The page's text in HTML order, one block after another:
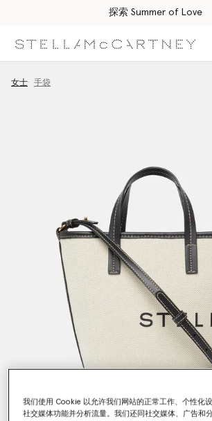
探索 Summer of Love
女士 手袋
我们使用 Cookie 以允许我们网站的正常工作、个性化
社交媒体功能并分析流量。我们还同社交媒体、广告和